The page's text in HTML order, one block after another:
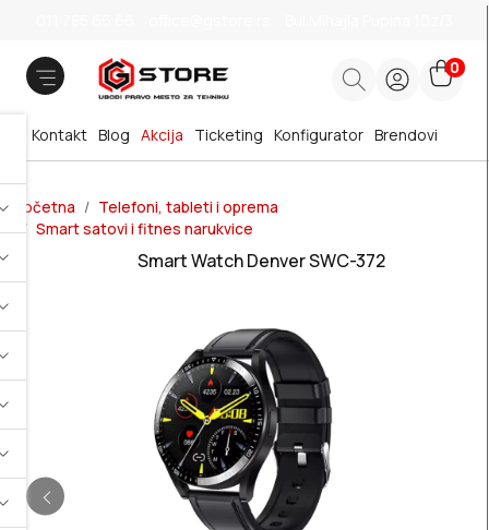
0
Brendovi
Blog Akcija
Kontakt Ticketing Konfigurator
Početna
Telefoni, tableti i oprema
Smart satovi i fitnes narukvice
Smart Watch Denver SWC-372